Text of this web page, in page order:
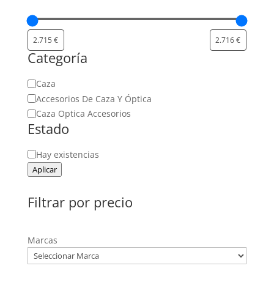
Categoría
Categoría
Caza
Accesorios De Caza Y Óptica
Caza Optica Accesorios
Estado
Estado
Hay existencias
Aplicar
Filtrar por precio
Marcas